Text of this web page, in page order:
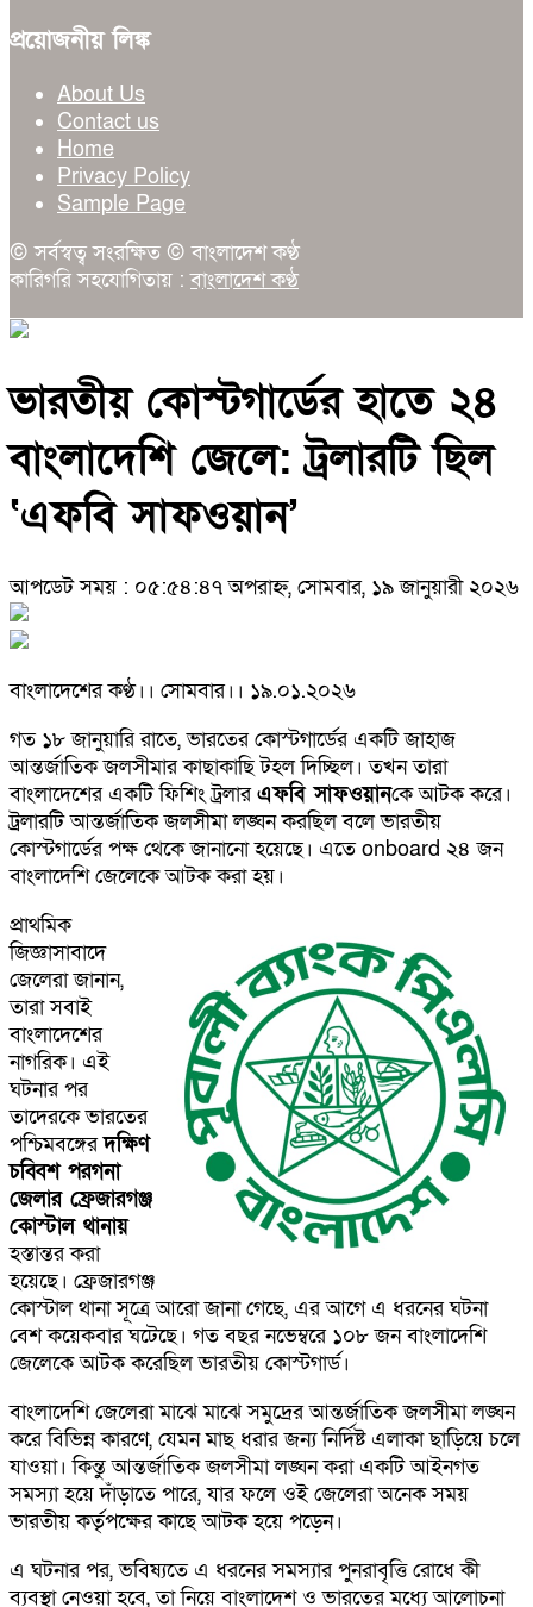
প্রয়োজনীয় লিঙ্ক
About Us
Contact us
Home
Privacy Policy
Sample Page
© সর্বস্বত্ব সংরক্ষিত © বাংলাদেশ কণ্ঠ
কারিগরি সহযোগিতায় :বাংলাদেশ কণ্ঠ
ভারতীয় কোস্টগার্ডের হাতে ২৪
বাংলাদেশি জেলে: ট্রলারটি ছিল
‘এফবি সাফওয়ান’
আপডেট সময় : ০৫:৫৪:৪৭ অপরাহ্ন, সোমবার, ১৯ জানুয়ারী ২০২৬
বাংলাদেশের কণ্ঠ।। সোমবার।। ১৯.০১.২০২৬
গত ১৮ জানুয়ারি রাতে, ভারতের কোস্টগার্ডের একটি জাহাজ
আন্তর্জাতিক জলসীমার কাছাকাছি টহল দিচ্ছিল। তখন তারা
বাংলাদেশের একটি ফিশিং ট্রলারএফবি সাফওয়ানকে আটক করে।
ট্রলারটি আন্তর্জাতিক জলসীমা লঙ্ঘন করছিল বলে ভারতীয়
কোস্টগার্ডের পক্ষ থেকে জানানো হয়েছে। এতে onboard ২৪ জন
বাংলাদেশি জেলেকে আটক করা হয়।
প্রাথমিক
জিজ্ঞাসাবাদে
জেলেরা জানান,
তারা সবাই
বাংলাদেশের
নাগরিক। এই
ঘটনার পর
তাদেরকে ভারতের
পশ্চিমবঙ্গেরদক্ষিণ
চব্বিশ পরগনা
জেলার ফ্রেজারগঞ্জ
কোস্টাল থানায়
হস্তান্তর করা
হয়েছে। ফ্রেজারগঞ্জ
কোস্টাল থানা সূত্রে আরো জানা গেছে, এর আগে এ ধরনের ঘটনা
বেশ কয়েকবার ঘটেছে। গত বছর নভেম্বরে ১০৮ জন বাংলাদেশি
জেলেকে আটক করেছিল ভারতীয় কোস্টগার্ড।
বাংলাদেশি জেলেরা মাঝে মাঝে সমুদ্রের আন্তর্জাতিক জলসীমা লঙ্ঘন
করে বিভিন্ন কারণে, যেমন মাছ ধরার জন্য নির্দিষ্ট এলাকা ছাড়িয়ে চলে
যাওয়া। কিন্তু আন্তর্জাতিক জলসীমা লঙ্ঘন করা একটি আইনগত
সমস্যা হয়ে দাঁড়াতে পারে, যার ফলে ওই জেলেরা অনেক সময়
ভারতীয় কর্তৃপক্ষের কাছে আটক হয়ে পড়েন।
এ ঘটনার পর, ভবিষ্যতে এ ধরনের সমস্যার পুনরাবৃত্তি রোধে কী
ব্যবস্থা নেওয়া হবে, তা নিয়ে বাংলাদেশ ও ভারতের মধ্যে আলোচনা